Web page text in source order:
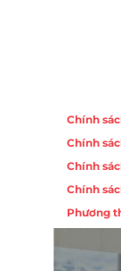
Chính
Chính
Chính
Chính
Phương